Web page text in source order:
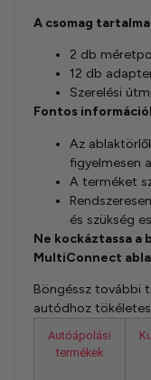
A csomag
2 db
12 db
Szerelési
Fontos
Az
figyelmesen
A terméket
és szükség
Ne kockáztassa a
MultiConnect
Böngéssz további
autódhoz
Autóápolási
termékek